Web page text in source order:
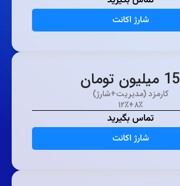
شارژ اکانت
15 میلیون تومان
کارمزد (مدیریت+شارژ)
۸٪+۱۲٪
تماس بگیرید
شارژ اکانت